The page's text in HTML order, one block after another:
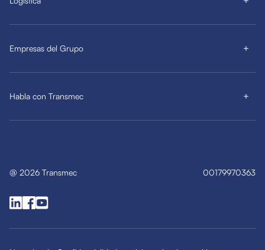
Empresas del Grupo
Habla con Transmec
@ 2026 Transmec 00179970363